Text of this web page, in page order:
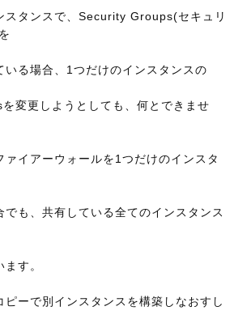
スタンスで、Security Groups(セキュリ
いる場合、1つだけのインスタンスの
変更しようとしても、何とできませ
ァイアーウォールを1つだけのインスタ
でも、共有している全てのインスタンス
す。
ピーで別インスタンスを構築しなおすし